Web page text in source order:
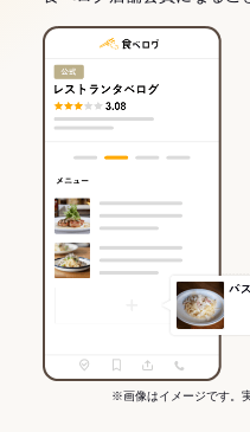
※画像はイメージです。